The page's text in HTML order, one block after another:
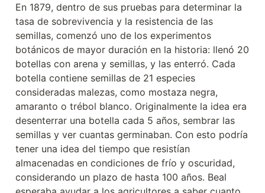
En 1879, dentro de sus pruebas para determinar la
tasa de sobrevivencia y la resistencia de las
semillas, comenzó uno de los experimentos
botánicos de mayor duración en la historia: llenó 20
botellas con arena y semillas, y las enterró. Cada
botella contiene semillas de 21 especies
consideradas malezas, como mostaza negra,
amaranto o trébol blanco. Originalmente la idea era
desenterrar una botella cada 5 años, sembrar las
semillas y ver cuantas germinaban. Con esto podría
tener una idea del tiempo que resistían
almacenadas en condiciones de frío y oscuridad,
considerando un plazo de hasta 100 años. Beal